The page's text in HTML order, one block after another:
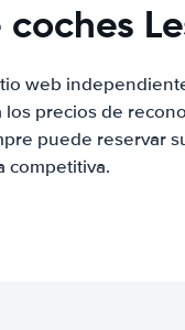
web
precios de
puede reservar
competitiva.